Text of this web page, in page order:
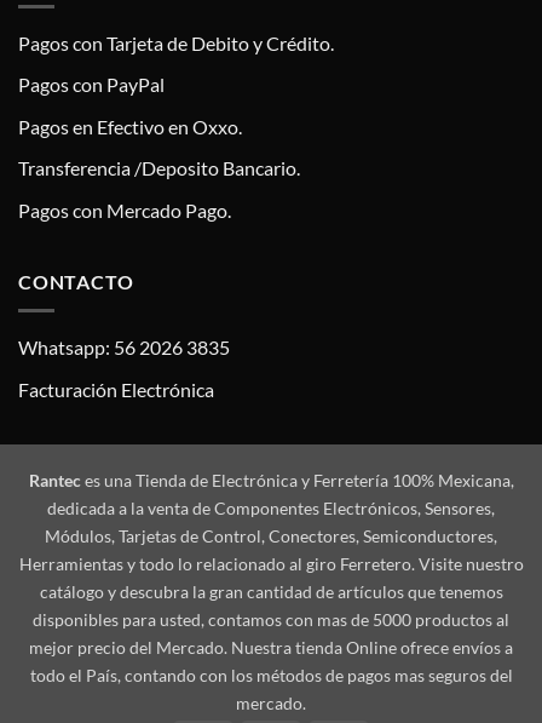
Pagos con Tarjeta de Debito y Crédito.
Pagos con PayPal
Pagos en Efectivo en Oxxo.
Transferencia /Deposito Bancario.
Pagos con Mercado Pago.
CONTACTO
Whatsapp: 56 2026 3835
Facturación Electrónica
Ranteces una Tienda de Electrónica y Ferretería 100% Mexicana,
dedicada a la venta de Componentes Electrónicos, Sensores,
Módulos, Tarjetas de Control, Conectores, Semiconductores,
Herramientas y todo lo relacionado al giro Ferretero. Visite nuestro
catálogo y descubra la gran cantidad de artículos que tenemos
disponibles para usted, contamos con mas de 5000 productos al
mejor precio del Mercado. Nuestra tienda Online ofrece envíos a
todo el País, contando con los métodos de pagos mas seguros del
mercado.